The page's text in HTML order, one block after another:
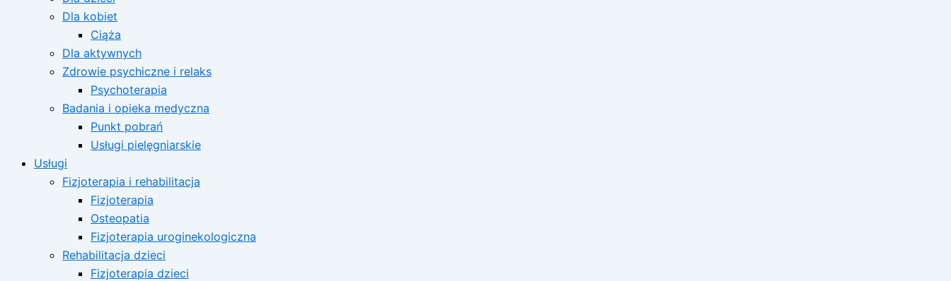
Dla kobiet
Ciąża
Dla aktywnych
Zdrowie psychiczne i relaks
Psychoterapia
Badania i opieka medyczna
Punkt pobrań
Usługi pielęgniarskie
Usługi
Fizjoterapia i rehabilitacja
Fizjoterapia
Osteopatia
Fizjoterapia uroginekologiczna
Rehabilitacja dzieci
Fizjoterapia dzieci